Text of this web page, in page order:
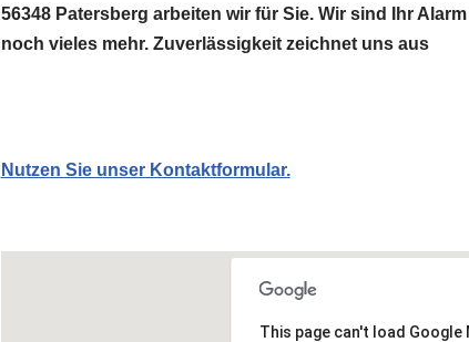
56348 Patersberg arbeiten wir für Sie. Wir sind Ihr
noch vieles mehr. Zuverlässigkeit zeichnet uns aus
Nutzen Sie unser Kontaktformular.
This page can't load